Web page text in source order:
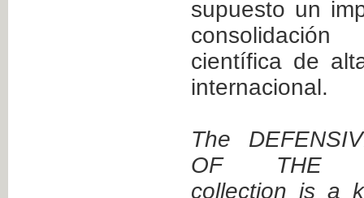
supuesto un
científica de
internacional.
The
OF THE
collection is a